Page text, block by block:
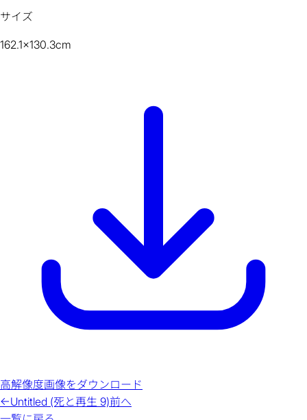
サイズ
162.1x130.3cm
高解像度画像をダウンロード
←Untitled (死と再生 9)前へ